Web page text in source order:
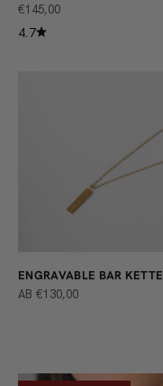
ANGEBOT
€145,00
4.7
ENGRAVABLE BAR KETTE
ANGEBOT
AB €130,00